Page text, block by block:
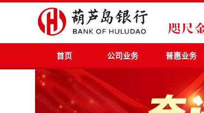
首页 公司业务 普惠业务